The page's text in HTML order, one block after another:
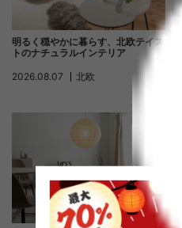
明るく穏やかに暮らす、北欧テイス
トのナチュラルインテリア
2026.08.07
北欧